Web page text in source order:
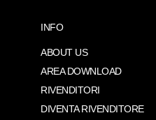
INFO
ABOUT US
AREA DOWNLOAD
RIVENDITORI
DIVENTA RIVENDITORE